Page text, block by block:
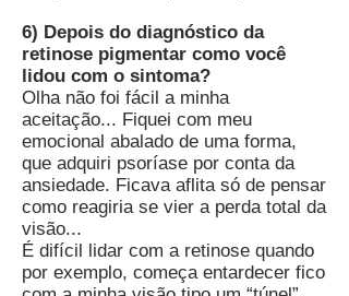
6) Depois do diagnóstico da
retinose pigmentar como você
lidou com o sintoma?
Olha não foi fácil a minha
aceitação... Fiquei com meu
emocional abalado de uma forma,
que adquiri psoríase por conta da
ansiedade. Ficava aflita só de pensar
como reagiria se vier a perda total da
visão...
É difícil lidar com a retinose quando
por exemplo, começa entardecer fico